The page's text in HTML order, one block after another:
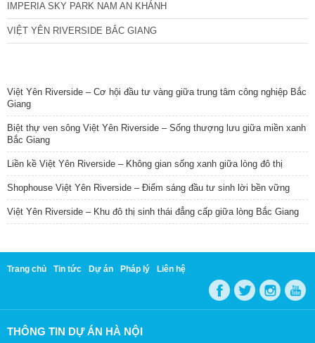
IMPERIA SKY PARK NAM AN KHÁNH
VIỆT YÊN RIVERSIDE BẮC GIANG
Việt Yên Riverside – Cơ hội đầu tư vàng giữa trung tâm công nghiệp Bắc
Giang
Biệt thự ven sông Việt Yên Riverside – Sống thượng lưu giữa miền xanh
Bắc Giang
Liền kề Việt Yên Riverside – Không gian sống xanh giữa lòng đô thị
Shophouse Việt Yên Riverside – Điểm sáng đầu tư sinh lời bền vững
Việt Yên Riverside – Khu đô thị sinh thái đẳng cấp giữa lòng Bắc Giang
Trang chủ Tin tức Dự án Pháp lý Liên hệ
THÔNG TIN DỰ ÁN HÀ NỘI